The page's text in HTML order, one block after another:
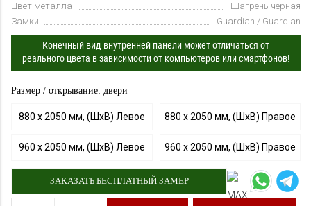
Цвет металла
Шагрень черная
Замки
Guardian / Guardian
Конечный вид внутренней панели может отличаться от
реального цвета в зависимости от компьютеров или смартфонов!
Размер / открывание: двери
880 х 2050 мм, (ШхВ) Левое 880 х 2050 мм, (ШхВ) Правое
960 х 2050 мм, (ШхВ) Левое 960 х 2050 мм, (ШхВ) Правое
ЗАКАЗАТЬ БЕСПЛАТНЫЙ ЗАМЕР